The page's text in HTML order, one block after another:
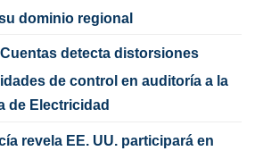
dominio regional
detecta distorsiones
de control en auditoría a la
de Electricidad
revela EE. UU. participará en